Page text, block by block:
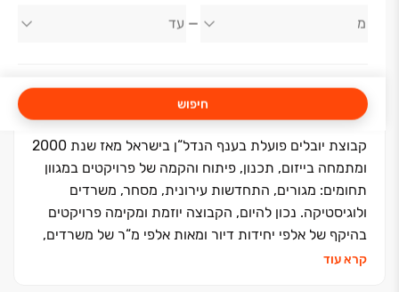
חיפוש
קבוצת יובלים
קבוצת יובלים פועלת בענף הנדל“ן בישראל מאז שנת 2000
ומתמחה בייזום, תכנון, פיתוח והקמה של פרויקטים במגוון
תחומים: מגורים, התחדשות עירונית, מסחר, משרדים
ולוגיסטיקה. נכון להיום, הקבוצה יוזמת ומקימה פרויקטים
בהיקף של אלפי יחידות דיור ומאות אלפי מ“ר של משרדים,
מסחר ולוגיסטיקה ברחבי הארץ: תל אביב, רעננה, רמת
קרא עוד